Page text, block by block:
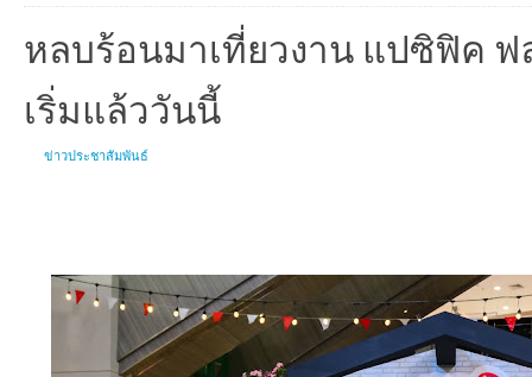
หลบร้อนมาเที่ยวงาน แปซิฟิค ฟ
เริ่มแล้ววันนี้
ข่าวประชาสัมพันธ์